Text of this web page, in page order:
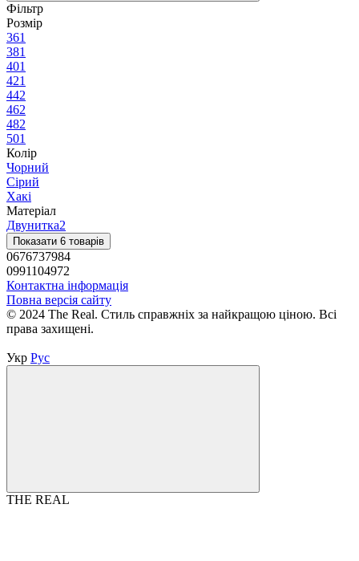
Фільтр
Розмір
361
381
401
421
442
462
482
501
Колір
Чорний
Сірий
Хакі
Матеріал
Двунитка2
Показати 6 товарів
0676737984
0991104972
Контактна інформація
Повна версія сайту
© 2024 The Real. Стиль справжніх за найкращою ціною. Всі
права захищені.
Укр Рус
THE REAL